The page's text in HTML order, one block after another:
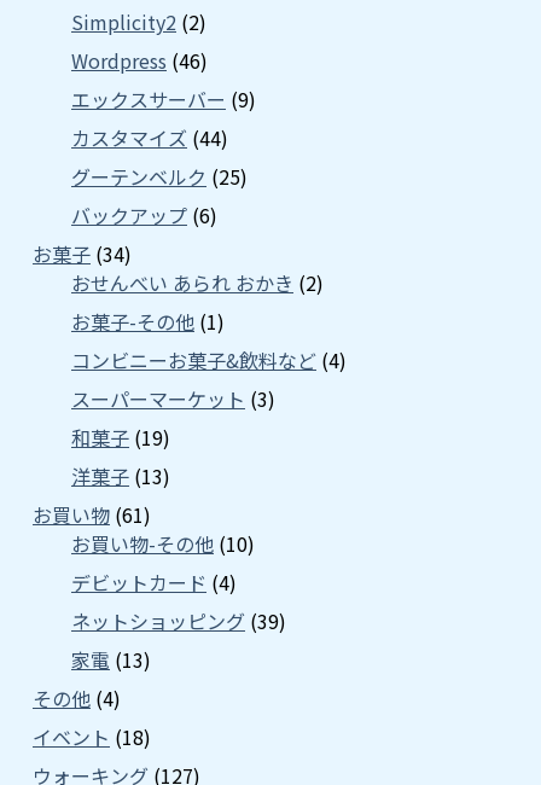
Simplicity2 (2)
Wordpress (46)
エックスサーバー (9)
カスタマイズ (44)
グーテンベルク (25)
バックアップ (6)
お菓子 (34)
おせんべい あられ おかき (2)
お菓子-その他 (1)
コンビニーお菓子&飲料など (4)
スーパーマーケット (3)
和菓子 (19)
洋菓子 (13)
お買い物 (61)
お買い物-その他 (10)
デビットカード (4)
ネットショッピング (39)
家電 (13)
その他 (4)
イベント (18)
ウォーキング (127)